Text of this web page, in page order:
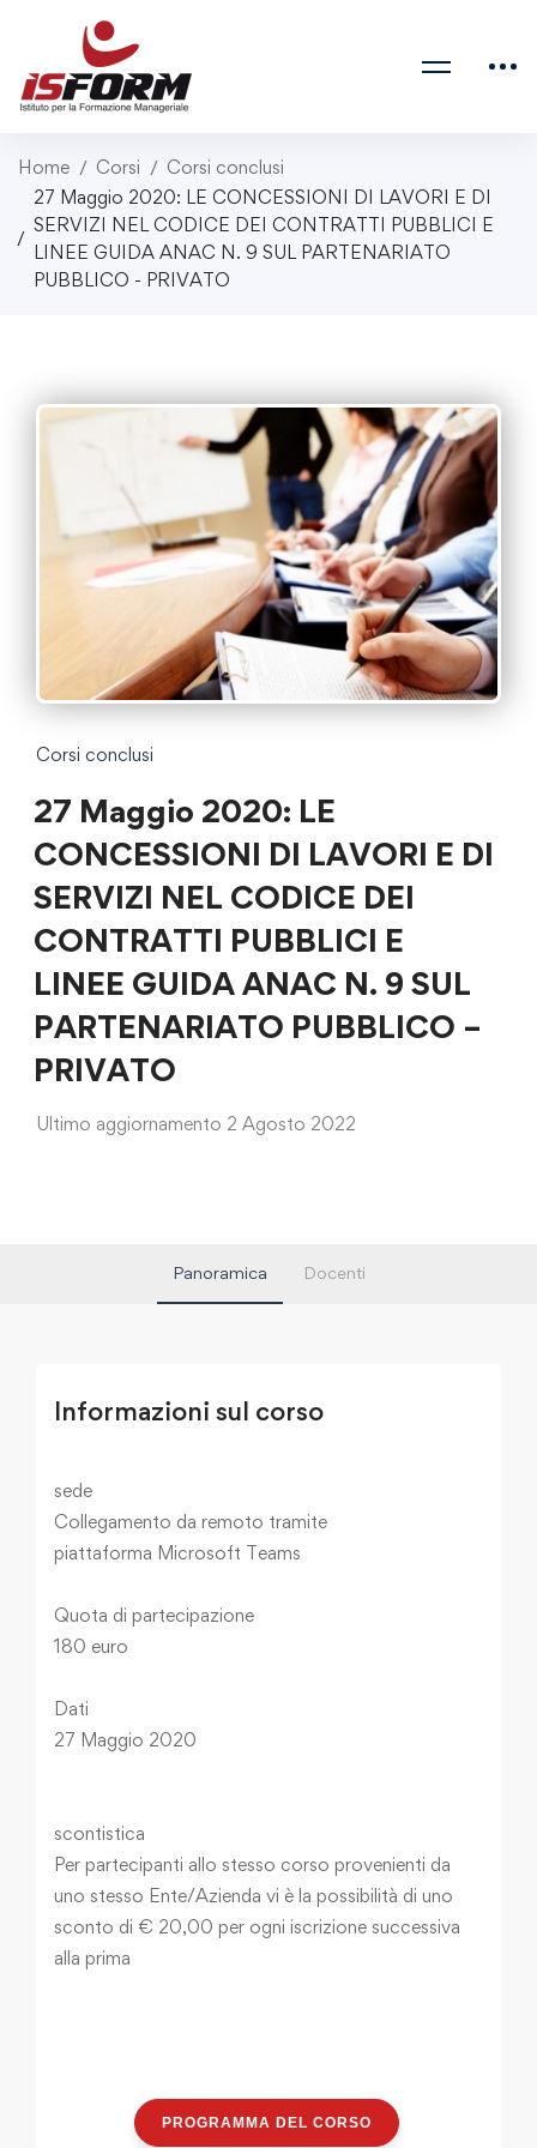
Home Corsi
Corsi conclusi
27 Maggio 2020: LE CONCESSIONI DI LAVORI E DI
SERVIZI NEL CODICE DEI CONTRATTI PUBBLICI E
LINEE GUIDA ANAC N. 9 SUL PARTENARIATO
PUBBLICO - PRIVATO
Corsi conclusi
27 Maggio 2020: LE
CONCESSIONI DI LAVORI E DI
SERVIZI NEL CODICE DEI
CONTRATTI PUBBLICI E
LINEE GUIDA ANAC N. 9 SUL
PARTENARIATO PUBBLICO –
PRIVATO
Ultimo aggiornamento 2 Agosto 2022
Panoramica Docenti
Informazioni sul corso
sede
Collegamento da remoto tramite
piattaforma Microsoft Teams
Quota di partecipazione
180 euro
Dati
27 Maggio 2020
scontistica
Per partecipanti allo stesso corso provenienti da
uno stesso Ente/Azienda vi è la possibilità di uno
sconto di € 20,00 per ogni iscrizione successiva
alla prima
PROGRAMMA DEL CORSO